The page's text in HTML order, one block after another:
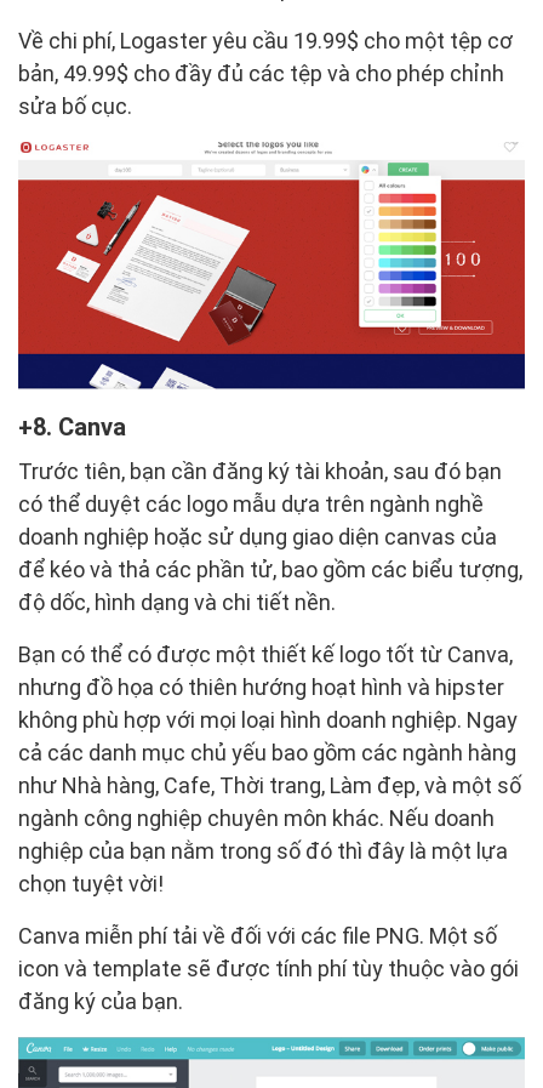
Về chi phí, Logaster yêu cầu 19.99$ cho một tệp cơ
bản, 49.99$ cho đầy đủ các tệp và cho phép chỉnh
sửa bố cục.
8. Canva
Trước tiên, bạn cần đăng ký tài khoản, sau đó bạn
có thể duyệt các logo mẫu dựa trên ngành nghề
doanh nghiệp hoặc sử dụng giao diện canvas của
để kéo và thả các phần tử, bao gồm các biểu tượng,
độ dốc, hình dạng và chi tiết nền.
Bạn có thể có được một thiết kế logo tốt từ Canva,
nhưng đồ họa có thiên hướng hoạt hình và hipster
không phù hợp với mọi loại hình doanh nghiệp. Ngay
cả các danh mục chủ yếu bao gồm các ngành hàng
như Nhà hàng, Cafe, Thời trang, Làm đẹp, và một số
ngành công nghiệp chuyên môn khác. Nếu doanh
nghiệp của bạn nằm trong số đó thì đây là một lựa
chọn tuyệt vời!
Canva miễn phí tải về đối với các file PNG. Một số
icon và template sẽ được tính phí tùy thuộc vào gói
đăng ký của bạn.